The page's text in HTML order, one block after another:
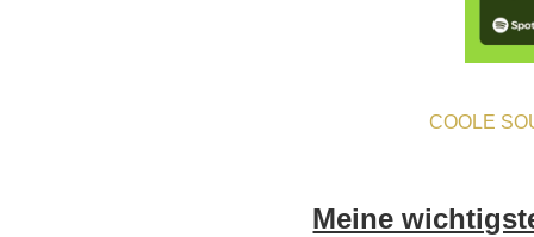
COOLE
Meine